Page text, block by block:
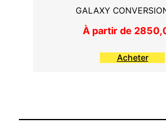
GALAXY
À partir de
Acheter